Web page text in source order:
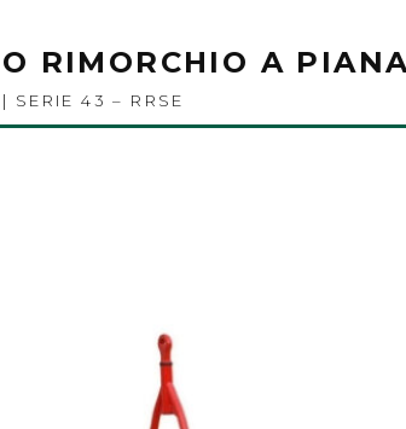
RIMORCHIO A
SERIE 43 – RRSE